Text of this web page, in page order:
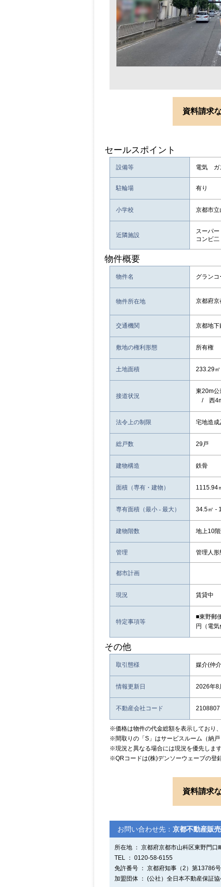
資料請求
セールスポイント
設備等 電気 ガ
駐輪場 有り
小学校 京都市
近隣施設
スーパ
コンビ
物件概要
物件名 グラン
物件所在地 京都府
交通機関 京都地
敷地の権利形態 所有権
土地面積 233.29
接道状況
東20m
/ 西
法令上の制限 宅地造成
総戸数 29戸
建物構造 鉄骨
面積（専有・建物） 1115.94
専有面積（最小 - 最大） 34.5㎡ -
建物階数 地上10
管理 管理人
都市計画
現況 賃貸中
特定事項等
■東野郵
円（電
その他
取引態様 媒介(仲
情報更新日 2026年8
不動産会社コード 2108807
※価格は物件の代金総額を表示しており
※間取りの「S」はサービスルーム（納
※現況と異なる場合には現況を優先しま
※QRコードは(株)デンソーウェーブの登
資料請求
お問い合わせ先： 京都不動産販
所在地 ： 京都府京都市山科区東野門
TEL ： 0120-58-6155
免許番号 ： 京都府知事（2）第13786号
加盟団体 ： (公社）全日本不動産保証